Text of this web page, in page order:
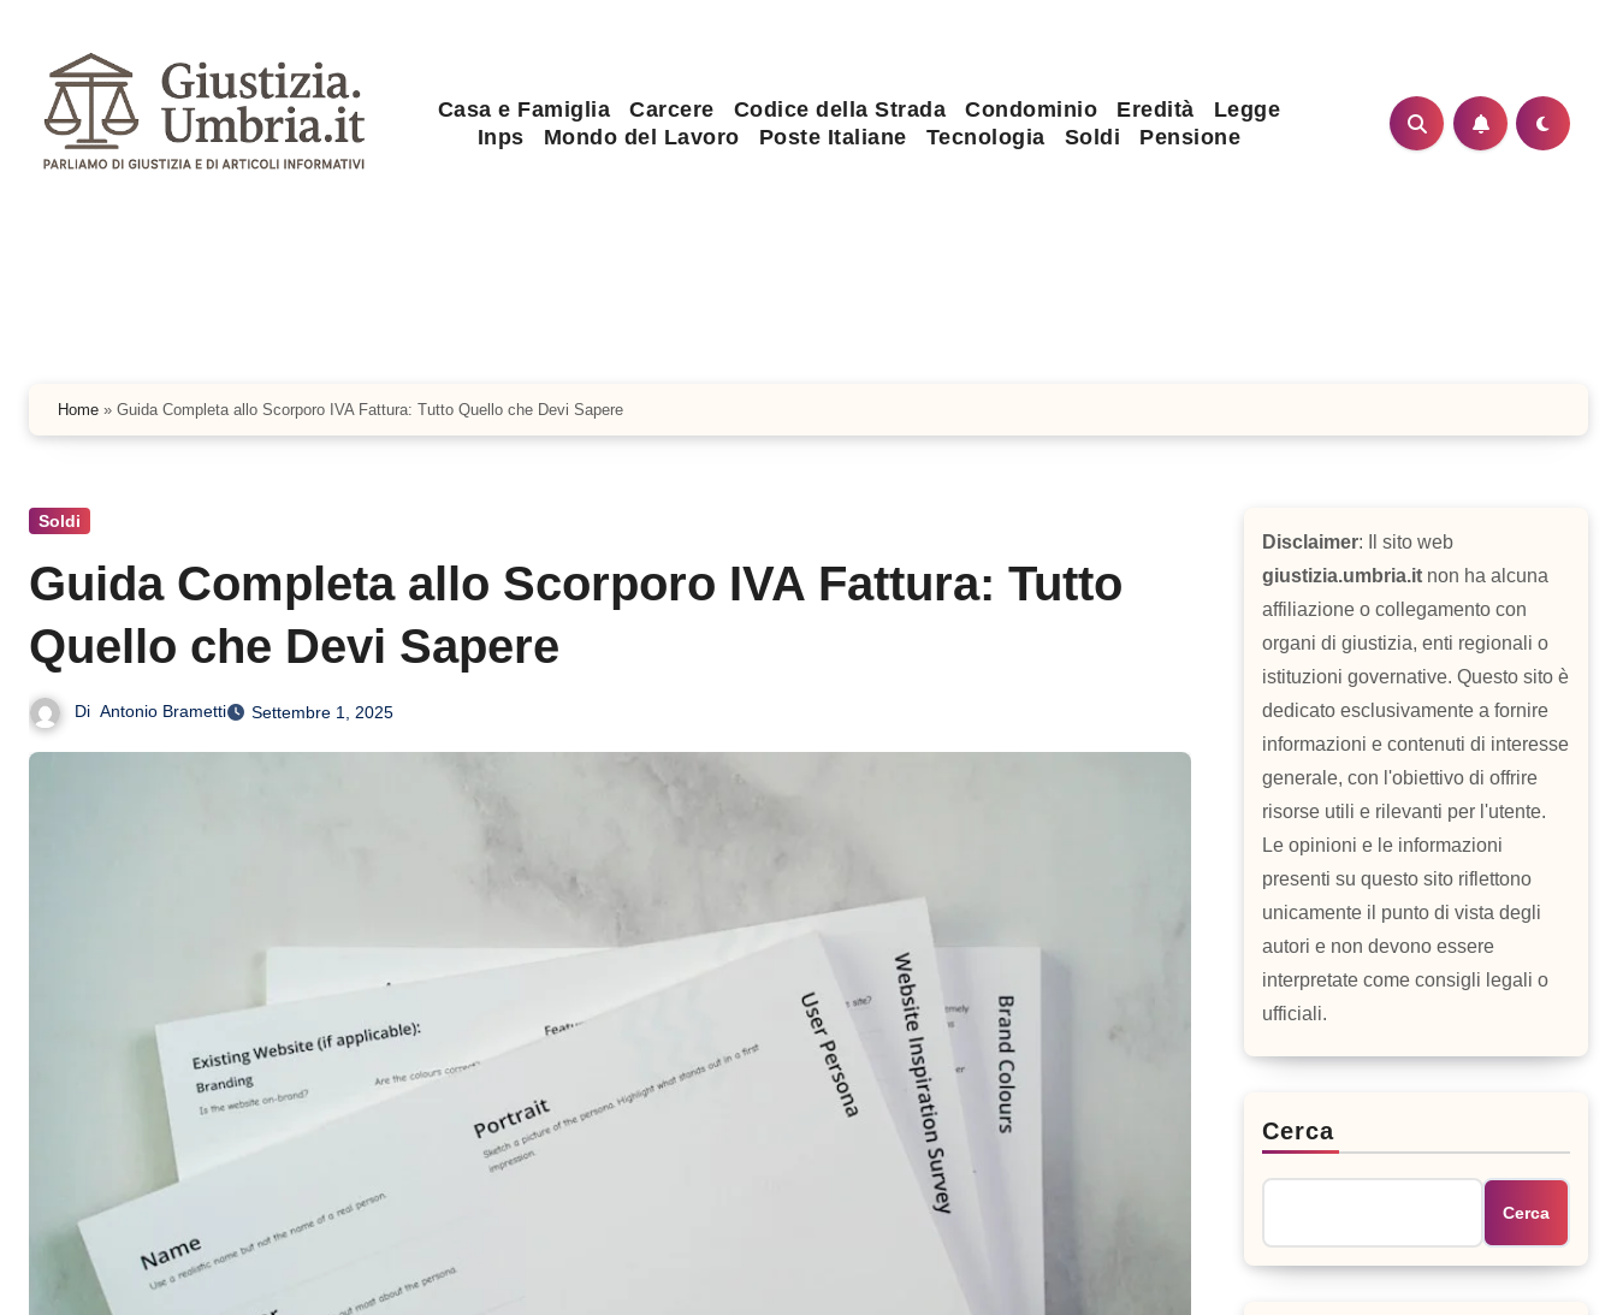
contenuto
Casa e Famiglia Carcere Codice della Strada Condominio Eredità
Legge
Inps
Mondo del Lavoro Poste Italiane Tecnologia Soldi Pensione
Home » Guida Completa allo Scorporo IVA Fattura: Tutto Quello che Devi Sapere
Soldi
Guida Completa allo Scorporo IVA Fattura: Tutto
Quello che Devi Sapere
Di Antonio Brametti Settembre 1, 2025
Disclaimer: Il sito web
giustizia.umbria.it non ha alcuna
affiliazione o collegamento con
organi di giustizia, enti regionali o
istituzioni governative. Questo sito è
dedicato esclusivamente a fornire
informazioni e contenuti di interesse
generale, con l'obiettivo di offrire
risorse utili e rilevanti per l'utente.
Le opinioni e le informazioni
presenti su questo sito riflettono
unicamente il punto di vista degli
autori e non devono essere
interpretate come consigli legali o
ufficiali.
Cerca
Cerca